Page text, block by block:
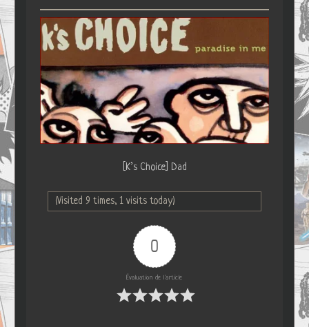
[K’s Choice] Dad
(Visited 9 times, 1 visits today)
0
Évaluation de l'article